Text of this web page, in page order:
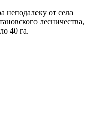
неподалеку от села
лесничества,
40 га.